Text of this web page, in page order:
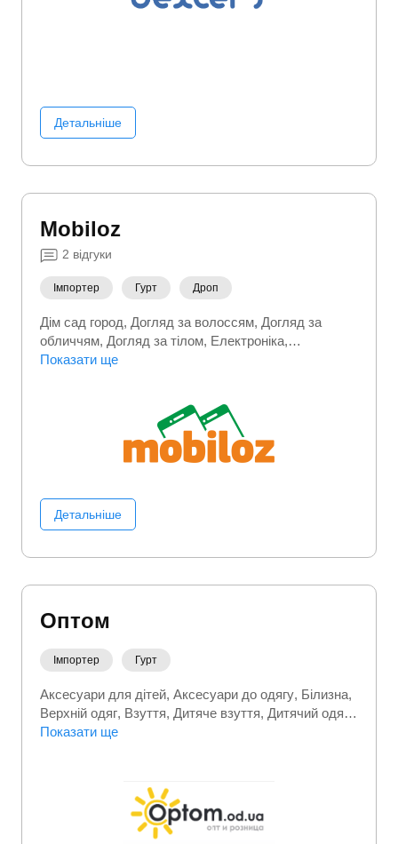
Детальніше
Mobiloz
2 відгуки
Імпортер Гурт Дроп
Дім сад город Догляд за волоссям Догляд за
обличчям Догляд за тілом Електроніка
Зоотовари Краса та здоровʼя
Показати ще
Детальніше
Оптом
Імпортер Гурт
Аксесуари для дітей Аксесуари до одягу Білизна
Верхній одяг Взуття Дитяче взуття Дитячий одяг
Спортивний (фітнес) одяг
Показати ще